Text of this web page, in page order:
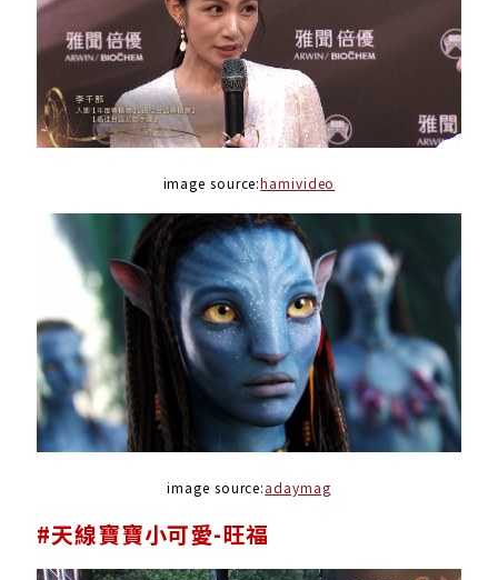
image source:hamivideo
image source:adaymag
#天線寶寶小可愛-旺福